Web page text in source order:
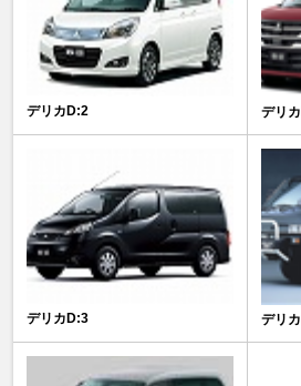
デリカD:2 デリ
デリカD:3 デリ